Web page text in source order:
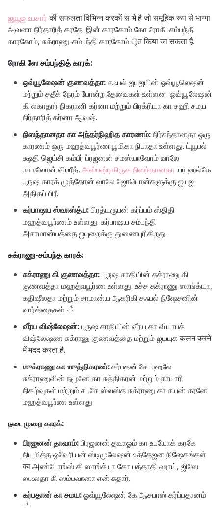
ஐயூஐ உபசார்की सफलता विभिन्न करकों स भै है जो समूहिक रूप से भाग्गा
அவனா நிர்தாரித் கரதே. இன் காரகோம் கோ ரோகி-சம்பந்தி
காரகோம், சுக்ராணு-சம்பந்தி காரகோம் ृत किया जा सकता है.
ரோகி ஸே சம்பந்தித் காரக்:
ஒவ்யூலேஷன் குணவத்தா:சஃபல் ஐயுஐயின் ஓவ்யூலெஷன்
மற்றும் சதீக் நேரம் போன்ற தேவைகள் உள்ளன. ஓவ்யூலேஷன்
கி லகாதார் நிகரானி கர்னா மற்றும் பிரக்ரியா கா சஹி சமய
நிர்தாரித் கர்னா ஆவஷ்.
நிஸந்தானதா கா அந்தர்நிஹித காரணம்:நிர்சந்தானதா ஒரு
காரணம் ஒரு மஹத்வபூர்ண பூமிகா நிபாதா உள்ளது. ட்யூபல்
க்ஷதி ஜெய்சி கம்பீர் ப்ரஜனன் சமஸ்யாவோம் வாலே
மாமலோன் விபரீத், அஸ்பஷ்டிகிருத நிஸந்தானதாயா ஹல்கே
புருஷ காரக் முத்தோன் வாலே ஜோடொன்களுக்கு ஐயுஐ
அதிகப் பிரீ.
கர்பாஷய ஸ்வாஸ்த்ய:பிரத்யரூபன் கர்ப்பம் ஸ்திதி
மஹத்வபூர்ணம் உள்ளது. கர்பாஷய சம்பந்தி
அசாமான்யத்தை ஐயுறைக்கு துணைபுரிகிறது.
சுக்ராணு-சம்பந்த காரக்:
சுக்ராணு கி குணவத்தா:புருஷ சாதியின் சுக்ராணு கி
குணவத்தா மஹத்வபூர்ண உள்ளது. உச்ச சுக்ராணு ஸாங்க்யா,
கதிஷீலதா மற்றும் சாமான்ய ஆகரிகி சஃபல் நிஷேசனின்
வார்த்தைகள் ै.
வீர்ய விஷ்லேஷன்:புருஷ சாதியின் வீர்ய கா வியாபக்
விஷ்லேஷண சுக்ரானு குணவத்தை மற்றும் ஐயயுக कलन करने
में मदद करता है.
ஶுக்ராணு கா ஶுத்திகரண்:கர்பதன் சே பஹலே
சுக்ராணுவின் நமூனே கா சுத்திகரன் மற்றும் தாயாரி
நிகழ்வுகள் மற்றும் சபசே ஸ்வஸ்த சுக்ராணு கா சயன் கரனே
மஹத்வபூர்ண உள்ளது.
நடைமுறை காரக்:
பிரஜனன் தாவாம்:பிரஜனன் தவாஓம் கா உபயோக் கரகே
நியமித்த ஓவேரியன் ஸ்டிமுலேஷன் உத்தேஜன நிஷேகங்கள்
क्व அண்டோங்ஸ் கி ஸாங்க்யா கோ பத்தாதி ஹாய், ஜிஸே
ஸஃலதா கி ஸம்பவானா என் சுதார்.
கர்பதான் கா சமய:ஓவ்யூலேஷன் கே ஆசபாஸ் கர்ப்பதானம்